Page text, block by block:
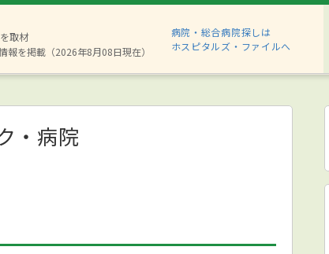
取材
を掲載（2026年8月08日現在）
病院・総合病院探しは
ホスピタルズ・ファイルへ
・病院